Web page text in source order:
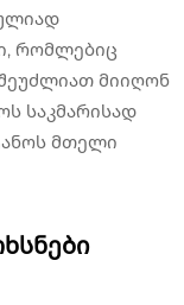
რომლებიც
მიიღონ
საკმარისად
მთელი